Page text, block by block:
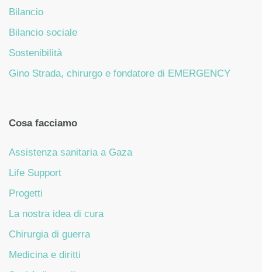
Bilancio
Bilancio sociale
Sostenibilità
Gino Strada, chirurgo e fondatore di EMERGENCY
Cosa facciamo
Assistenza sanitaria a Gaza
Life Support
Progetti
La nostra idea di cura
Chirurgia di guerra
Medicina e diritti